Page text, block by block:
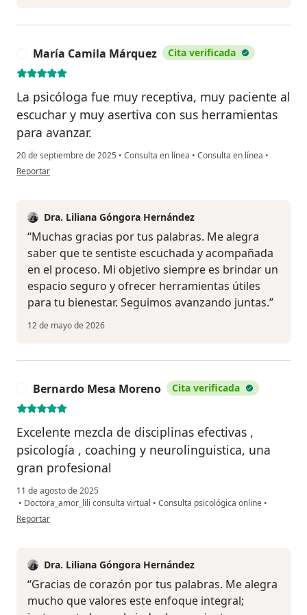
María Camila Márquez Cita verificada
La psicóloga fue muy receptiva, muy paciente al
escuchar y muy asertiva con sus herramientas
para avanzar.
20 de septiembre de 2025 • Consulta en línea • Consulta en línea •
en opinión del usuario María Camila Márquez
Reportar
Dra. Liliana Góngora Hernández
“Muchas gracias por tus palabras. Me alegra
saber que te sentiste escuchada y acompañada
en el proceso. Mi objetivo siempre es brindar un
espacio seguro y ofrecer herramientas útiles
para tu bienestar. Seguimos avanzando juntas.”
12 de mayo de 2026
Bernardo Mesa Moreno Cita verificada
Excelente mezcla de disciplinas efectivas ,
psicología , coaching y neurolinguistica, una
gran profesional
11 de agosto de 2025
• Doctora_amor_lili consulta virtual • Consulta psicológica online •
en opinión del usuario Bernardo Mesa Moreno
Reportar
Dra. Liliana Góngora Hernández
“Gracias de corazón por tus palabras. Me alegra
mucho que valores este enfoque integral;